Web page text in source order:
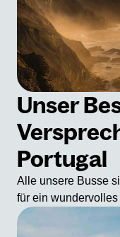
Unser
Portugal
Alle unsere Busse
für ein